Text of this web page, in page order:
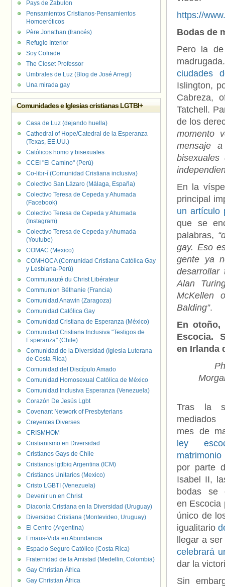
https://
Bodas de
Pero la
ciudades
Islington,
Cabreza,
Tatchell.
de los
momento
mensaje
En la
principal
un artículo
que se
palabras,
gay. Eso
gente ya
Alan
McKellen
Balding”.
En otoño,
Escocia.
en Irlanda
Tras la
mes de
ley
por parte
Isabel II,
bodas se
en Escocia
único de
igualitario
llegar a
celebrará
dar la
Sin
Pays de Zabulon
Pensamientos Cristianos-Pensamientos
Homoeróticos
Père Jonathan (francés)
Refugio Interior
Soy Cofrade
The Closet Professor
Umbrales de Luz (Blog de José Arregi)
Una mirada gay
Comunidades e Iglesias cristianas LGTBI+
Casa de Luz (dejando huella)
Cathedral of Hope/Catedral de la Esperanza
(Texas, EE.UU.)
Católicos homo y bisexuales
CCEI "El Camino" (Perú)
Co-libr-í (Comunidad Cristiana inclusiva)
Colectivo San Lázaro (Málaga, España)
Colectivo Teresa de Cepeda y Ahumada
(Facebook)
Colectivo Teresa de Cepeda y Ahumada
(Instagram)
Colectivo Teresa de Cepeda y Ahumada
(Youtube)
COMAC (Mexico)
COMHOCA (Comunidad Cristiana Católica Gay
y Lesbiana-Perú)
Communauté du Christ Libérateur
Communion Béthanie (Francia)
Comunidad Anawin (Zaragoza)
Comunidad Católica Gay
Comunidad Cristiana de Esperanza (México)
Comunidad Cristiana Inclusiva "Testigos de
Esperanza" (Chile)
Comunidad de la Diversidad (Iglesia Luterana
de Costa Rica)
Comunidad del Discípulo Amado
Comunidad Homosexual Católica de México
Comunidad Inclusiva Esperanza (Venezuela)
Corazón De Jesús Lgbt
Covenant Network of Presbyterians
Creyentes Diverses
CRISMHOM
Cristianismo en Diversidad
Cristianos Gays de Chile
Cristianos lgttbiq Argentina (ICM)
Cristianos Unitarios (Mexico)
Cristo LGBTI (Venezuela)
Devenir un en Christ
Diaconía Cristiana en la Diversidad (Uruguay)
Diversidad Cristiana (Montevideo, Uruguay)
El Centro (Argentina)
Emaus-Vida en Abundancia
Espacio Seguro Católico (Costa Rica)
Fraternidad de la Amistad (Medellin, Colombia)
Gay Christian África
Gay Christian África